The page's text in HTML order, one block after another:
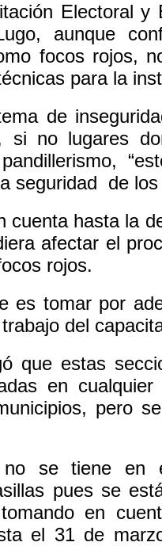
Electoral
aunque
focos rojos,
para la
de
si no lugares
seguridad de los
cuenta hasta la
afectar el
rojos.
es tomar por
del
que estas
en
pero
se tiene en
pues se
en
el 31 de